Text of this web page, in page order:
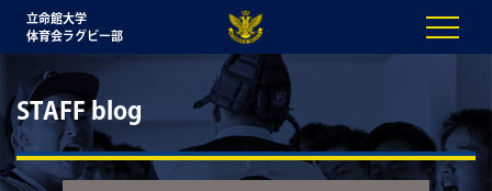
立命館大学
体育会ラグビー部
STAFF blog